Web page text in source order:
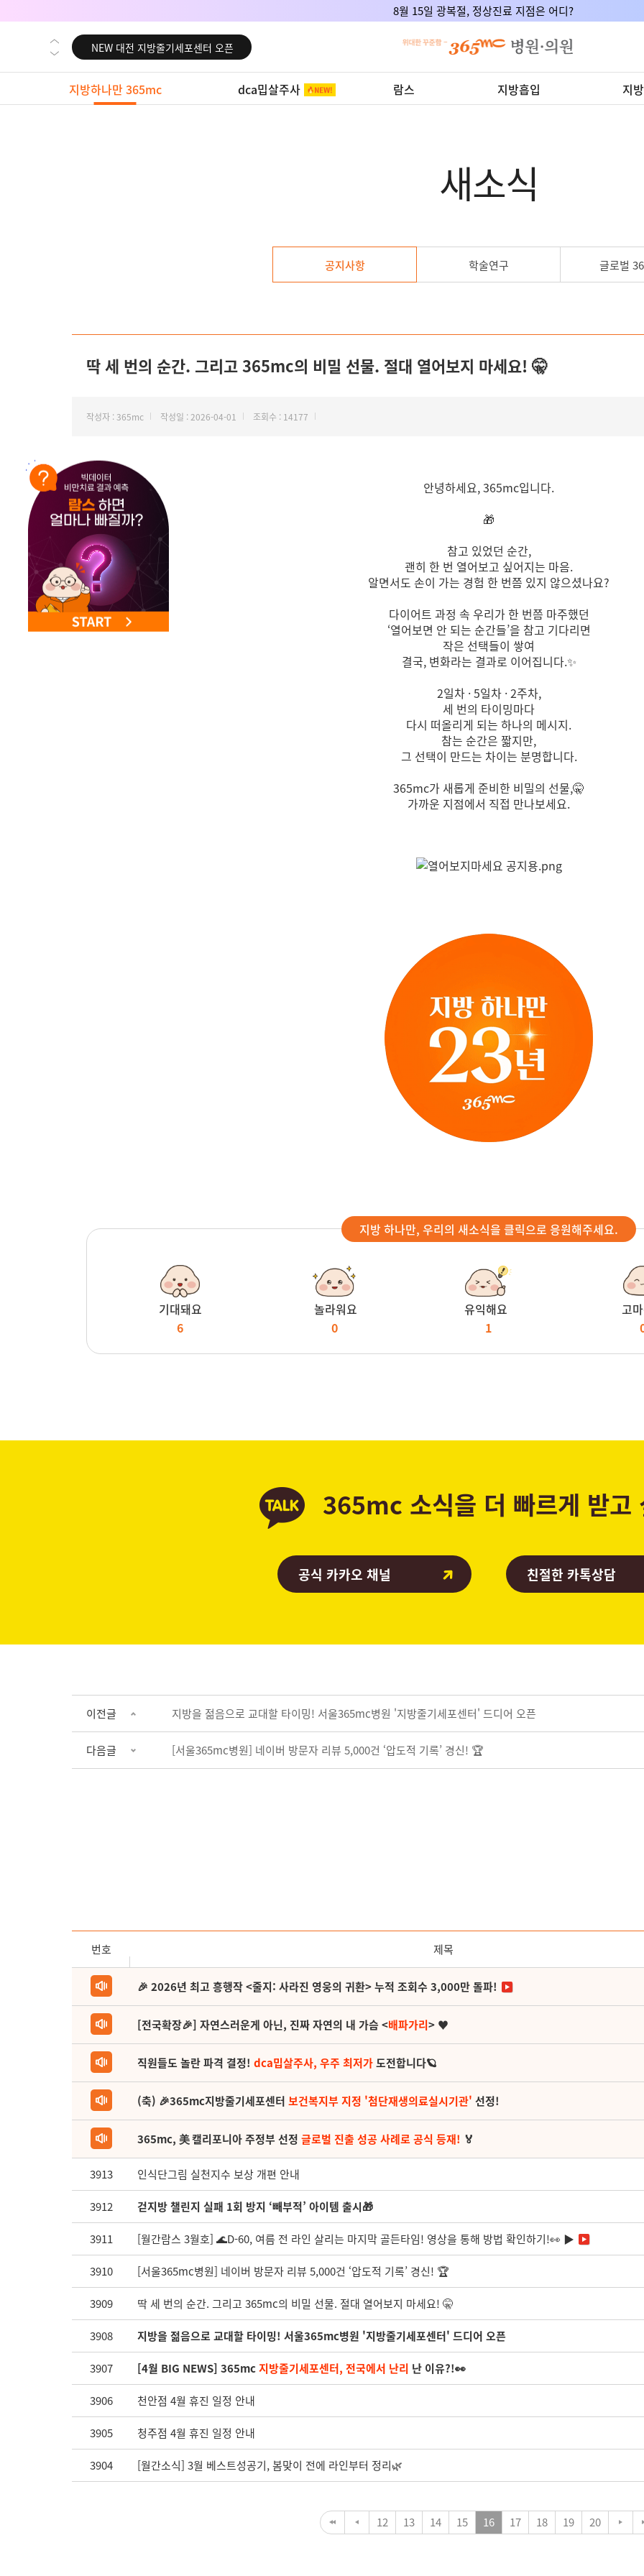
8월 15일 광복절, 정상진료 지점은 어디?
NEW 대전 지방줄기세포센터 오픈
NEW 노원 지방줄기세포센터 오픈
NEW 미국 LA점 오픈
NEW 부산 지방줄기세포센터 오픈
지방하나만 365mc dca밉살주사 람스 지방흡입 지
새소식
공지사항 학술연구 글로벌
딱 세 번의 순간. 그리고 365mc의 비밀 선물. 절대 열어보지 마세요! 🤫
작성자 : 365mc 작성일 : 2026-04-01 조회수 : 14177
안녕하세요, 365mc입니다.
🎁
참고 있었던 순간,
괜히 한 번 열어보고 싶어지는 마음.
알면서도 손이 가는 경험 한 번쯤 있지 않으셨나요?
다이어트 과정 속 우리가 한 번쯤 마주했던
‘열어보면 안 되는 순간들’을 참고 기다리면
작은 선택들이 쌓여
결국, 변화라는 결과로 이어집니다.✨
2일차 · 5일차 · 2주차,
세 번의 타이밍마다
다시 떠올리게 되는 하나의 메시지.
참는 순간은 짧지만,
그 선택이 만드는 차이는 분명합니다.
365mc가 새롭게 준비한 비밀의 선물,🤫
가까운 지점에서 직접 만나보세요.
지방 하나만, 우리의 새소식을 클릭으로 응원해주세요.
기대돼요
6
놀라워요
0
유익해요
1
고
365mc 소식을 더 빠르게 받고
공식 카카오 채널 친절한 카톡상담
이전글 지방을 젊음으로 교대할 타이밍! 서울365mc병원 '지방줄기세포센터' 드디어 오픈
다음글 [서울365mc병원] 네이버 방문자 리뷰 5,000건 ‘압도적 기록’ 경신! 🏆
번호 제목
🎉 2026년 최고 흥행작 <줄지: 사라진 영웅의 귀환> 누적 조회수 3,000만 돌파!
[전국확장🎉] 자연스러운게 아닌, 진짜 자연의 내 가슴 <배파가리> ♥
직원들도 놀란 파격 결정! dca밉살주사, 우주 최저가도전합니다🪐
(축) 🎉365mc지방줄기세포센터 보건복지부 지정 '첨단재생의료실시기관' 선정!
365mc, 美 캘리포니아 주정부 선정 글로벌 진출 성공 사례로 공식 등재! 🏅
3913 인식단그림 실천지수 보상 개편 안내
3912 걷지방 챌린지 실패 1회 방지 ‘빼부적’ 아이템 출시🎁
3911 [월간람스 3월호] 🌊D-60, 여름 전 라인 살리는 마지막 골든타임! 영상을 통해 방법 확인하기!👀 ▶
3910 [서울365mc병원] 네이버 방문자 리뷰 5,000건 ‘압도적 기록’ 경신! 🏆
3909 딱 세 번의 순간. 그리고 365mc의 비밀 선물. 절대 열어보지 마세요! 🤫
3908 지방을 젊음으로 교대할 타이밍! 서울365mc병원 '지방줄기세포센터' 드디어 오픈
3907 [4월 BIG NEWS] 365mc지방줄기세포센터, 전국에서 난리 난 이유?!👀
3906 천안점 4월 휴진 일정 안내
3905 청주점 4월 휴진 일정 안내
3904 [월간소식] 3월 베스트성공기, 봄맞이 전에 라인부터 정리🌿
12 13 14 15 16 17 18 19 20